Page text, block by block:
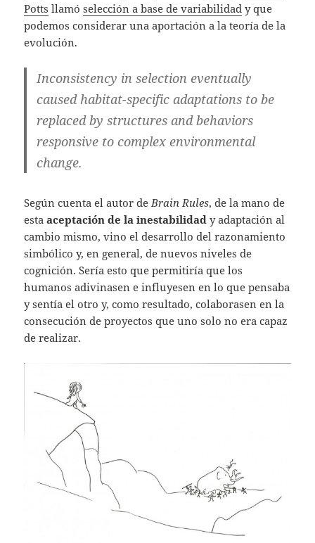
Potts llamóselección a base de variabilidad y que
podemos considerar una aportación a la teoría de la
evolución.
Inconsistency in selection eventually
caused habitat-specific adaptations to be
replaced by structures and behaviors
responsive to complex environmental
change.
Según cuenta el autor deBrain Rules, de la mano de
estaaceptación de la inestabilidad y adaptación al
cambio mismo, vino el desarrollo del razonamiento
simbólico y, en general, de nuevos niveles de
cognición. Sería esto que permitiría que los
humanos adivinasen e influyesen en lo que pensaba
y sentía el otro y, como resultado, colaborasen en la
consecución de proyectos que uno solo no era capaz
de realizar.